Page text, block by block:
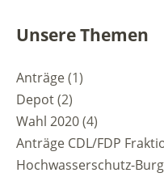
Unsere Themen
Anträge(1)
Depot(2)
Wahl 2020(4)
Anträge CDL/FDP
Hochwasserschutz-